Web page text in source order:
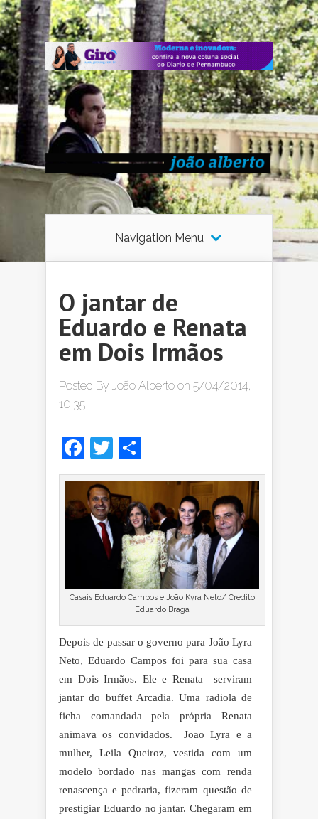
Navigation Menu
O jantar de
Eduardo e Renata
em Dois Irmãos
Posted By João Alberto on 5/04/2014,
10:35
Facebook
Twitter
Casais Eduardo Campos e João Kyra Neto/ Credito
Eduardo Braga
Depois de passar o governo para João Lyra
Neto, Eduardo Campos foi para sua casa
em Dois Irmãos. Ele e Renata
serviram
jantar do buffet Arcadia. Uma radiola de
ficha comandada pela própria Renata
animava os convidados.
Joao Lyra e a
mulher, Leila Queiroz, vestida com um
modelo bordado nas mangas com renda
renascença e pedraria, fizeram questão de
prestigiar Eduardo no jantar. Chegaram em